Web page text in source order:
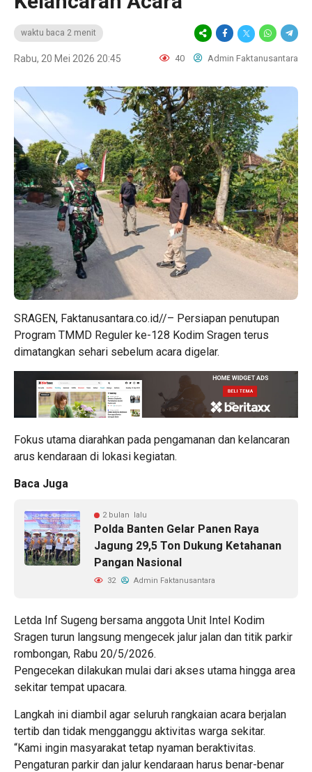
waktu baca 2 menit
Rabu, 20 Mei 2026 20:45 40 Admin Faktanusantara
SRAGEN, Faktanusantara.co.id//– Persiapan penutupan
Program TMMD Reguler ke-128 Kodim Sragen terus
dimatangkan sehari sebelum acara digelar.
Fokus utama diarahkan pada pengamanan dan kelancaran
arus kendaraan di lokasi kegiatan.
Baca Juga
2 bulan lalu
Polda Banten Gelar Panen Raya
Jagung 29,5 Ton Dukung Ketahanan
Pangan Nasional
32 Admin Faktanusantara
Letda Inf Sugeng bersama anggota Unit Intel Kodim
Sragen turun langsung mengecek jalur jalan dan titik parkir
rombongan, Rabu 20/5/2026.
Pengecekan dilakukan mulai dari akses utama hingga area
sekitar tempat upacara.
Langkah ini diambil agar seluruh rangkaian acara berjalan
tertib dan tidak mengganggu aktivitas warga sekitar.
“Kami ingin masyarakat tetap nyaman beraktivitas.
Pengaturan parkir dan jalur kendaraan harus benar-benar